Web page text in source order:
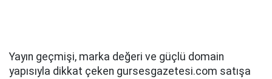
Yayın geçmişi, marka değeri ve güçlü domain
yapısıyla dikkat çeken gursesgazetesi.com satışa